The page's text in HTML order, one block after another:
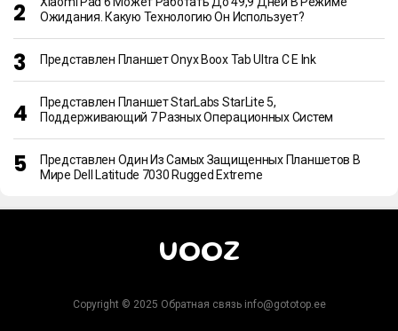
Ожидания. Какую Технологию Он Использует?
Представлен Планшет Onyx Boox Tab Ultra C E Ink
Представлен Планшет StarLabs StarLite 5,
Поддерживающий 7 Разных Операционных Систем
Представлен Один Из Самых Защищенных Планшетов В
Мире Dell Latitude 7030 Rugged Extreme
UOOZ
Copyright © 2025 Обратная связь info@gototop.ee